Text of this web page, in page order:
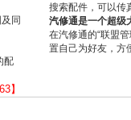
同
配
】
搜索配件，可以传
汽修通是一个超级
在汽修通的“联盟
置自己为好友，方